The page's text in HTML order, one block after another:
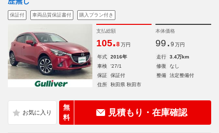
保証付 車両品質保証書付 購入プラン付き
支払総額
105.8 万円
本体価格
99. 9 万円
年式 2016年 走行
3.4万km
車検
'27/1 修復
なし
保証
保証付 整備
法定整備付
住所
秋田県 秋田市
無
料
見積もり・在庫確認